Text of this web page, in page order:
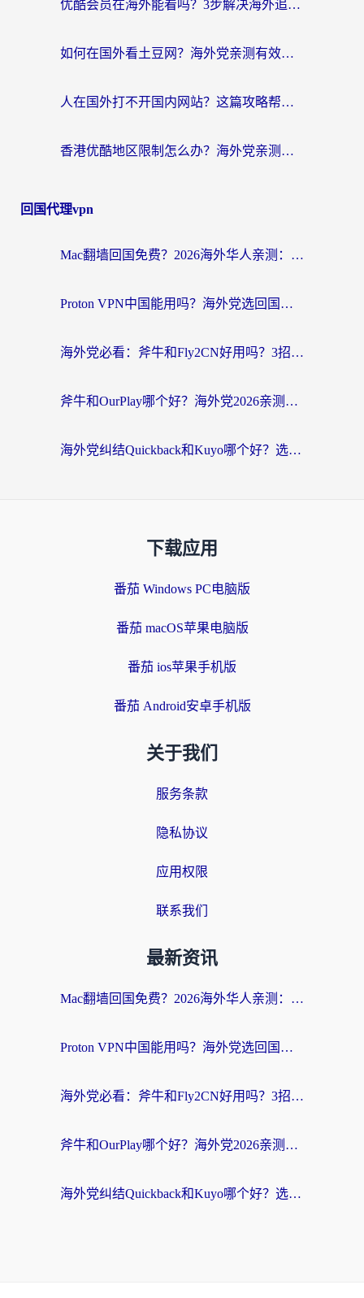
优酷会员在海外能看吗？3步解决海外追剧难题，附实测好用加速器推荐
如何在国外看土豆网？海外党亲测有效的追剧加速器选择指南
人在国外打不开国内网站？这篇攻略帮你无缝解锁国内资源（附交管12123使用技巧）
香港优酷地区限制怎么办？海外党亲测有效的追剧解决方案
回国代理vpn
Mac翻墙回国免费？2026海外华人亲测：从CCTV5直播到国内APP，这样选加速器才靠谱
Proton VPN中国能用吗？海外党选回国加速器的避坑指南（附番茄加速器实测）
海外党必看：斧牛和Fly2CN好用吗？3招教你选对回国加速器（附免费试用攻略）
斧牛和OurPlay哪个好？海外党2026亲测：选对加速器，国内资源秒加载
海外党纠结Quickback和Kuyo哪个好？选对回国加速器才能无缝刷国内资源
下载应用
番茄 Windows PC电脑版
番茄 macOS苹果电脑版
番茄 ios苹果手机版
番茄 Android安卓手机版
关于我们
服务条款
隐私协议
应用权限
联系我们
最新资讯
Mac翻墙回国免费？2026海外华人亲测：从CCTV5直播到国内APP，这样选加速器才靠谱
Proton VPN中国能用吗？海外党选回国加速器的避坑指南（附番茄加速器实测）
海外党必看：斧牛和Fly2CN好用吗？3招教你选对回国加速器（附免费试用攻略）
斧牛和OurPlay哪个好？海外党2026亲测：选对加速器，国内资源秒加载
海外党纠结Quickback和Kuyo哪个好？选对回国加速器才能无缝刷国内资源